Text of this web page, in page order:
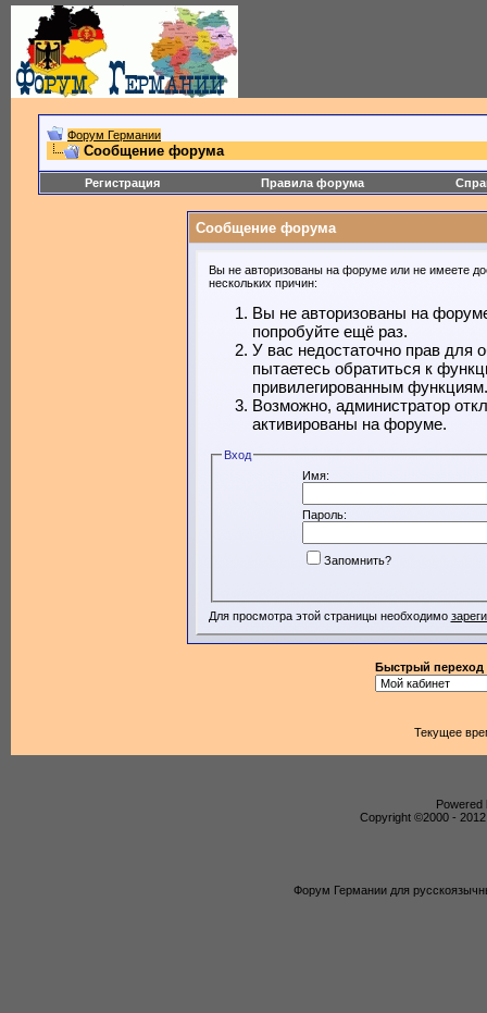
Форум Германии
Сообщение форума
Регистрация Правила форума
Сообщение форума
Вы не авторизованы на форуме или не имеете
нескольких причин:
Вы не авторизованы на
попробуйте ещё раз.
У вас недостаточно прав для
пытаетесь обратиться к
привилегированным функциям.
Возможно, администратор
активированы на форуме.
Вход
Имя:
Пароль:
Запомнить?
Для просмотра этой страницы необходимо
Быстрый переход
Текущее
Powered
Copyright ©2000 -
Форум Германии для